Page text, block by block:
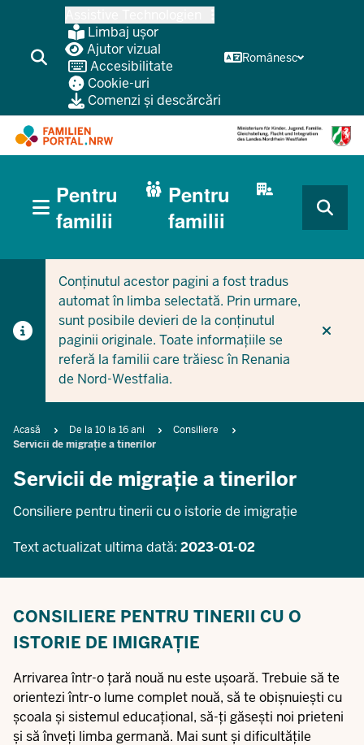
conținutul
principal
Limbaj ușor
Ajutor vizual
Accesibilitate
Cookie-uri
Comenzi și descărcări
Românesc
CURRENT SECTION PENTRU FAMILII
CURRENT SECTION PENTRU ÎNTREPRINDERI/
(BÜRGERBEREICH
MOBILE)
Pentru
familii
Pentru
familii
Conținutul acestor pagini a fost tradus
automat în limba selectată. Prin urmare,
sunt posibile devieri de la conținutul
paginii originale. Toate informațiile se
referă la familii care trăiesc în Renania
de Nord-Westfalia.
Breadcrumb
Acasă De la 10 la 16 ani
Consiliere
Servicii de migrație a tinerilor
Servicii de migrație a tinerilor
Consiliere pentru tinerii cu o istorie de imigrație
Text actualizat ultima dată: 2023-01-02
CONSILIERE PENTRU TINERII CU O
ISTORIE DE IMIGRAȚIE
Arrivarea într-o țară nouă nu este ușoară. Trebuie să te
orientezi într-o lume complet nouă, să te obișnuiești cu
școala și sistemul educațional, să-ți găsești noi prieteni
și să înveți limba germană. Mai sunt și dificultățile